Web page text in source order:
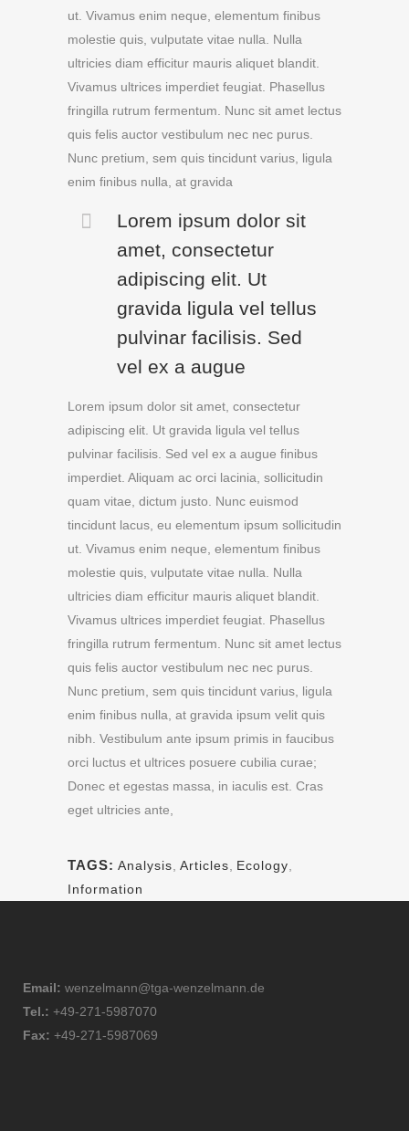
ut. Vivamus enim neque, elementum finibus
molestie quis, vulputate vitae nulla. Nulla
ultricies diam efficitur mauris aliquet blandit.
Vivamus ultrices imperdiet feugiat. Phasellus
fringilla rutrum fermentum. Nunc sit amet lectus
quis felis auctor vestibulum nec nec purus.
Nunc pretium, sem quis tincidunt varius, ligula
enim finibus nulla, at gravida
Lorem ipsum dolor sit
amet, consectetur
adipiscing elit. Ut
gravida ligula vel tellus
pulvinar facilisis. Sed
vel ex a augue
Lorem ipsum dolor sit amet, consectetur
adipiscing elit. Ut gravida ligula vel tellus
pulvinar facilisis. Sed vel ex a augue finibus
imperdiet. Aliquam ac orci lacinia, sollicitudin
quam vitae, dictum justo. Nunc euismod
tincidunt lacus, eu elementum ipsum sollicitudin
ut. Vivamus enim neque, elementum finibus
molestie quis, vulputate vitae nulla. Nulla
ultricies diam efficitur mauris aliquet blandit.
Vivamus ultrices imperdiet feugiat. Phasellus
fringilla rutrum fermentum. Nunc sit amet lectus
quis felis auctor vestibulum nec nec purus.
Nunc pretium, sem quis tincidunt varius, ligula
enim finibus nulla, at gravida ipsum velit quis
nibh. Vestibulum ante ipsum primis in faucibus
orci luctus et ultrices posuere cubilia curae;
Donec et egestas massa, in iaculis est. Cras
eget ultricies ante,
TAGS: Analysis Articles Ecology
Information
Email: wenzelmann@tga-wenzelmann.de
Tel.: +49-271-5987070
Fax: +49-271-5987069